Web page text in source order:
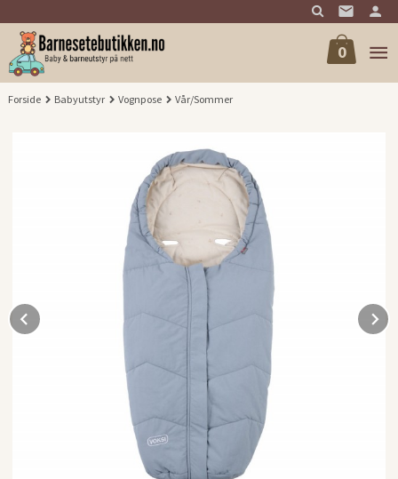
til
innholdet
0
Forside Babyutstyr Vognpose Vår/Sommer